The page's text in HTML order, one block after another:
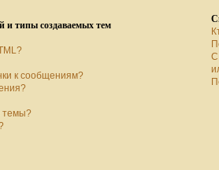
и типы создаваемых тем
к сообщениям?
темы?
С